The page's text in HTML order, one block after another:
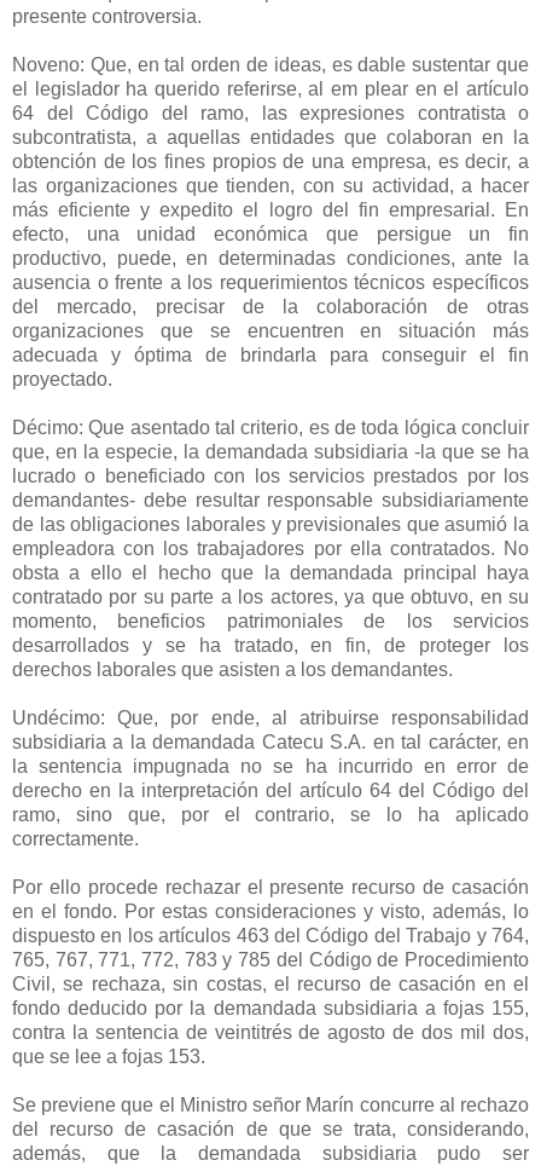
presente controversia.
Noveno: Que, en tal orden de ideas, es dable sustentar que
el legislador ha querido referirse, al em plear en el artículo
64 del Código del ramo, las expresiones contratista o
subcontratista, a aquellas entidades que colaboran en la
obtención de los fines propios de una empresa, es decir, a
las organizaciones que tienden, con su actividad, a hacer
más eficiente y expedito el logro del fin empresarial. En
efecto, una unidad económica que persigue un fin
productivo, puede, en determinadas condiciones, ante la
ausencia o frente a los requerimientos técnicos específicos
del mercado, precisar de la colaboración de otras
organizaciones que se encuentren en situación más
adecuada y óptima de brindarla para conseguir el fin
proyectado.
Décimo: Que asentado tal criterio, es de toda lógica concluir
que, en la especie, la demandada subsidiaria -la que se ha
lucrado o beneficiado con los servicios prestados por los
demandantes- debe resultar responsable subsidiariamente
de las obligaciones laborales y previsionales que asumió la
empleadora con los trabajadores por ella contratados. No
obsta a ello el hecho que la demandada principal haya
contratado por su parte a los actores, ya que obtuvo, en su
momento, beneficios patrimoniales de los servicios
desarrollados y se ha tratado, en fin, de proteger los
derechos laborales que asisten a los demandantes.
Undécimo: Que, por ende, al atribuirse responsabilidad
subsidiaria a la demandada Catecu S.A. en tal carácter, en
la sentencia impugnada no se ha incurrido en error de
derecho en la interpretación del artículo 64 del Código del
ramo, sino que, por el contrario, se lo ha aplicado
correctamente.
Por ello procede rechazar el presente recurso de casación
en el fondo. Por estas consideraciones y visto, además, lo
dispuesto en los artículos 463 del Código del Trabajo y 764,
765, 767, 771, 772, 783 y 785 del Código de Procedimiento
Civil, se rechaza, sin costas, el recurso de casación en el
fondo deducido por la demandada subsidiaria a fojas 155,
contra la sentencia de veintitrés de agosto de dos mil dos,
que se lee a fojas 153.
Se previene que el Ministro señor Marín concurre al rechazo
del recurso de casación de que se trata, considerando,
además, que la demandada subsidiaria pudo ser